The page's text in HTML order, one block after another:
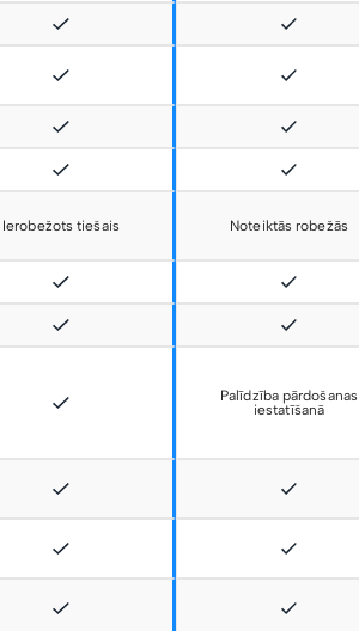
Ierobežots tiešais Noteiktās robežās
Palīdzība pārdošanas
iestatīšanā